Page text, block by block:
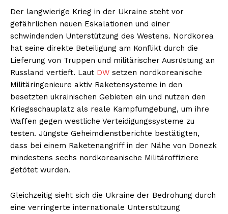
Der langwierige Krieg in der Ukraine steht vor
gefährlichen neuen Eskalationen und einer
schwindenden Unterstützung des Westens. Nordkorea
hat seine direkte Beteiligung am Konflikt durch die
Lieferung von Truppen und militärischer Ausrüstung an
Russland vertieft. Laut DW setzen nordkoreanische
Militäringenieure aktiv Raketensysteme in den
besetzten ukrainischen Gebieten ein und nutzen den
Kriegsschauplatz als reale Kampfumgebung, um ihre
Waffen gegen westliche Verteidigungssysteme zu
testen. Jüngste Geheimdienstberichte bestätigten,
dass bei einem Raketenangriff in der Nähe von Donezk
mindestens sechs nordkoreanische Militäroffiziere
getötet wurden.
Gleichzeitig sieht sich die Ukraine der Bedrohung durch
eine verringerte internationale Unterstützung